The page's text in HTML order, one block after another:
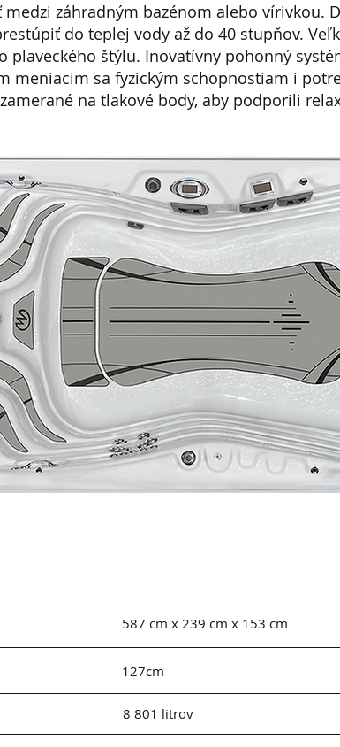
záhradným bazénom alebo vírivkou.
do teplej vody až do 40 stupňov.
plaveckého štýlu. Inovatívny pohonný
meniacim sa fyzickým schopnostiam i
na tlakové body, aby podporili
587 cm x 239 cm x 153 cm
127cm
8 801 litrov